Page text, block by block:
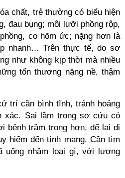
chất, trẻ thường có biểu hiện
đau bụng; môi lưỡi phồng rộp,
co hõm ức; nặng hơn là
nhanh… Trên thực tế, do sơ
như không kịp thời mà nhiều
tổn thương nặng nề, thậm
trí cần bình tĩnh, tránh hoảng
xác. Sai lầm trong sơ cứu có
bệnh trầm trọng hơn, để lại di
hiểm đến tính mạng. Cần tìm
uống nhầm loại gì, với lượng